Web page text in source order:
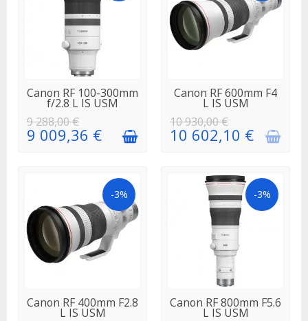
EN STOCK
Canon RF 100-300mm
f/2.8 L IS USM
9 288,00 €
9 009,36 €
EN
RÉAPPROVISIONNEMENT
Canon RF 600mm F4
L IS USM
10 930,00 €
10 602,10 €
-3%
EN
RÉAPPROVISIONNEMENT
Canon RF 400mm F2.8
L IS USM
-3%
EN
RÉAPPROVISIONNEMENT
Canon RF 800mm F5.6
L IS USM